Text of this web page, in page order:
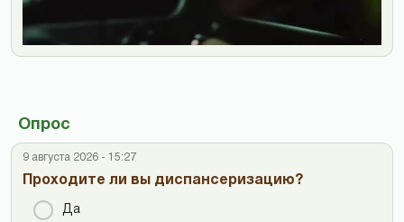
Опрос
9 августа 2026 - 15:27
Проходите ли вы диспансеризацию?
Да